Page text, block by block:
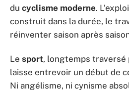
du cyclisme moderne.
construit dans la durée, le
réinventer saison après
Le sport, longtemps traversé
laisse entrevoir un début de
Ni angélisme, ni cynisme